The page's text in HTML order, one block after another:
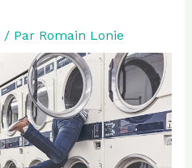
/ Par Romain Lonie